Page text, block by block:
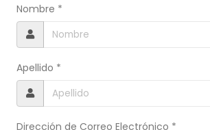
Nombre *
Apellido *
Dirección de Correo Electrónico *